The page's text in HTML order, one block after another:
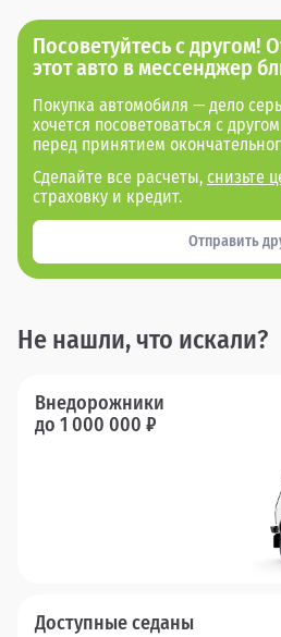
Посоветуйтесь с другом!
этот авто в мессенджер
Покупка автомобиля — дело
хочется посоветоваться с
перед принятием
Сделайте все расчеты, снизьте
страховку и кредит.
Отправить
Не нашли, что искали?
Внедорожники
до 1 000 000 ₽
Доступные седаны